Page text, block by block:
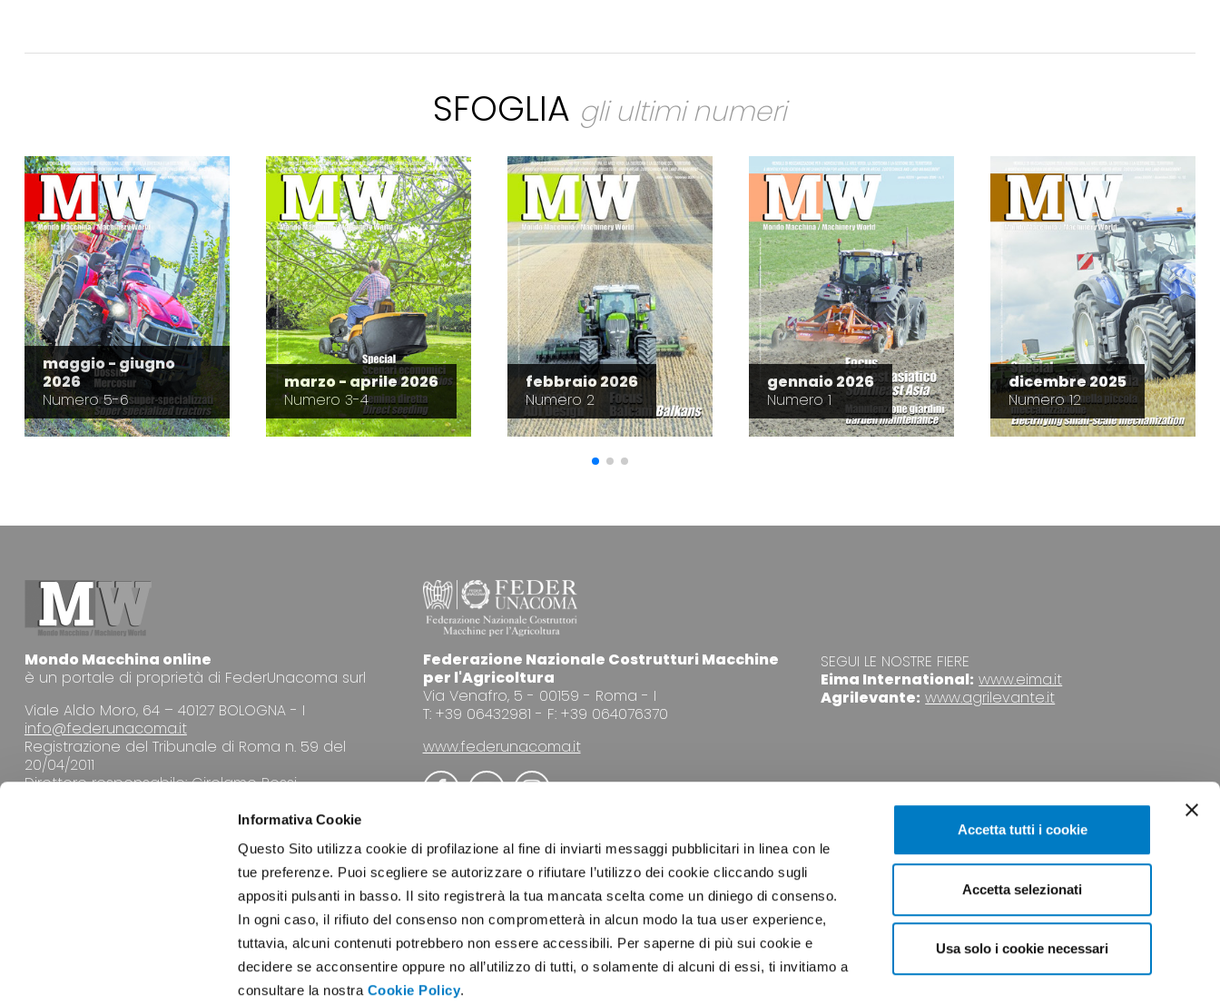
Informativa Cookie
Questo Sito utilizza cookie di profilazione al fine di inviarti messaggi pubblicitari in linea con le
tue preferenze. Puoi scegliere se autorizzare o rifiutare l’utilizzo dei cookie cliccando sugli
appositi pulsanti in basso. Il sito registrerà la tua mancata scelta come un diniego di consenso.
In ogni caso, il rifiuto del consenso non comprometterà in alcun modo la tua user experience,
tuttavia, alcuni contenuti potrebbero non essere accessibili. Per saperne di più sui cookie e
decidere se acconsentire oppure no all’utilizzo di tutti, o solamente di alcuni di essi, ti invitiamo a
consultare la nostra Cookie Policy.
Accetta tutti i cookie
Accetta selezionati
Usa solo i cookie necessari
SFOGLIA gli ultimi numeri
maggio - giugno
2026
Numero 5-6
marzo - aprile 2026
Numero 3-4
febbraio 2026
Numero 2
gennaio 2026
Numero 1
dicembre 2025
Numero 12
Mondo Macchina online
è un portale di proprietà di FederUnacoma surl
Viale Aldo Moro, 64 – 40127 BOLOGNA - I
info@federunacoma.it
Registrazione del Tribunale di Roma n. 59 del
20/04/2011
Direttore responsabile: Girolamo Rossi
Federazione Nazionale Costrutturi Macchine
per l'Agricoltura
Via Venafro, 5 - 00159 - Roma - I
T: +39 06432981 - F: +39 064076370
www.federunacoma.it
SEGUI LE NOSTRE FIERE
Eima International: www.eima.it
Agrilevante: www.agrilevante.it
LA REDAZIONE PUBBLICITÀ NEWSLETTER COOKIE POLICY PRIVACY